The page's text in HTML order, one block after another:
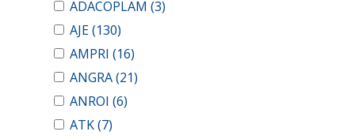
ADACOPLAM (3)
AJE(130)
AMPRI (16)
ANGRA(21)
ANROI (6)
ATK(7)